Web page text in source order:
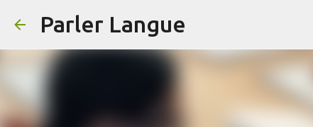
Parler Langue